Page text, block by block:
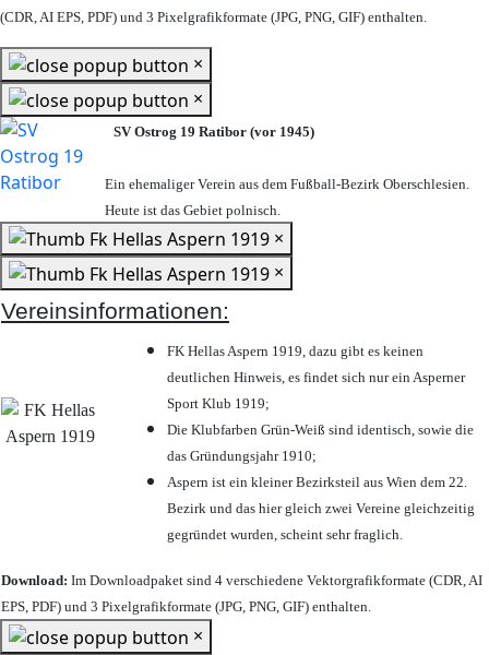
(CDR, AI EPS, PDF) und 3 Pixelgrafikformate (JPG, PNG, GIF) enthalten.
×
×
SV Ostrog 19 Ratibor (vor 1945)
Ein ehemaliger Verein aus dem Fußball-Bezirk Oberschlesien.
Heute ist das Gebiet polnisch.
×
×
Vereinsinformationen:
FK Hellas Aspern 1919, dazu gibt es keinen
deutlichen Hinweis, es findet sich nur ein Asperner
Sport Klub 1919;
Die Klubfarben Grün-Weiß sind identisch, sowie die
das Gründungsjahr 1910;
Aspern ist ein kleiner Bezirksteil aus Wien dem 22.
Bezirk und das hier gleich zwei Vereine gleichzeitig
gegründet wurden, scheint sehr fraglich.
Download: Im Downloadpaket sind 4 verschiedene Vektorgrafikformate (CDR, AI
EPS, PDF) und 3 Pixelgrafikformate (JPG, PNG, GIF) enthalten.
×